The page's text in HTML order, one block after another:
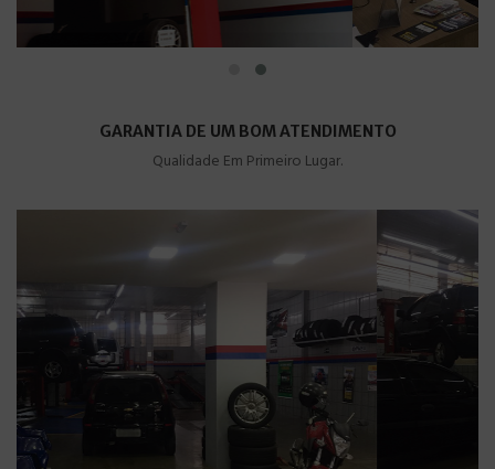
GARANTIA DE UM BOM ATENDIMENTO
Qualidade Em Primeiro Lugar.